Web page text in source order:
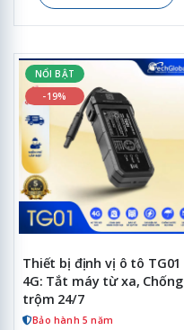
NỔI BẬT
-19%
Thiết bị định vị ô tô TG01
4G: Tắt máy từ xa, Chống
trộm 24/7
Bảo hành 5 năm